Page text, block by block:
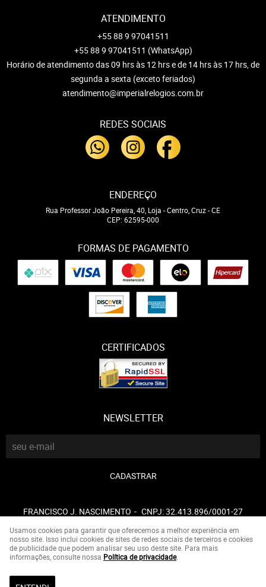
ATENDIMENTO
+55 88 9 97041511
+55 88 9 97041511 (WhatsApp)
Horário de atendimento das 09 hrs às 12 hrs e de 14 hrs às 17 hrs, de
segunda a sexta (exceto feriados)
atendimento@imperialrelogios.com.br
REDES SOCIAIS
ENDEREÇO
Rua Professor João Pereira, 40, Loja -Centro, Cruz-CE
CEP: 62595-000
FORMAS DE PAGAMENTO
CERTIFICADOS
NEWSLETTER
CADASTRAR
FRANCISCO J. NASCIMENTO CNPJ: 32.413.896/0001-27
LOJA VIRTUAL CRIADA POR
Usamos cookies para garantir que oferecemos a melhor experiência em
nosso site. Isso inclui cookies de sites de redes sociais de terceiros e cookies
de publicidade que podem analisar seu uso deste site. Para mais
informações, consulte nossa Política de privacidade.